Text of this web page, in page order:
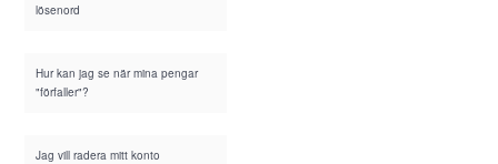
lösenord
Hur kan jag se när mina pengar
"förfaller"?
Jag vill radera mitt konto